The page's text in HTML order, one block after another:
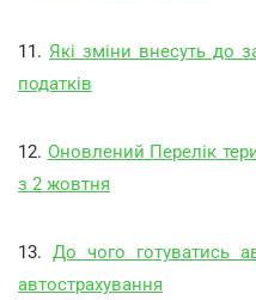
11. Які зміни внесуть до
податків
12. Оновлений Перелік
з 2 жовтня
13. До чого готуватись
автострахування